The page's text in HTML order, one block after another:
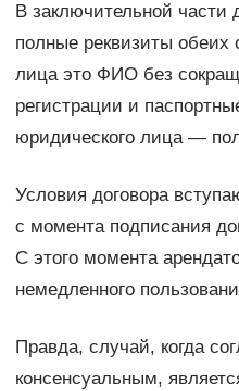
В заключительной части
полные реквизиты обеих
лица это ФИО без
регистрации и
юридического лица —
Условия договора
с момента подписания
С этого момента
немедленного
Правда, случай, когда
консенсуальным,